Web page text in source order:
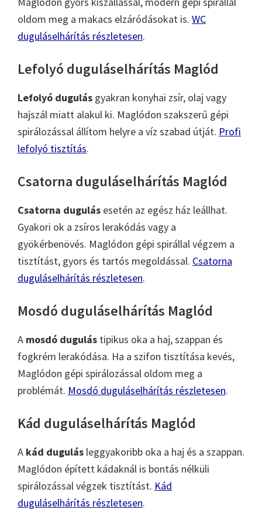
oldom meg a makacs elzáródásokat is. WC
duguláselhárítás részletesen.
Lefolyó duguláselhárítás Maglód
Lefolyó dugulás gyakran konyhai zsír, olaj vagy
hajszál miatt alakul ki. Maglódon szakszerű gépi
spirálozással állítom helyre a víz szabad útját. Profi
lefolyó tisztítás.
Csatorna duguláselhárítás Maglód
Csatorna dugulás esetén az egész ház leállhat.
Gyakori ok a zsíros lerakódás vagy a
gyökérbenövés. Maglódon gépi spirállal végzem a
tisztítást, gyors és tartós megoldással. Csatorna
duguláselhárítás részletesen.
Mosdó duguláselhárítás Maglód
A mosdó dugulás tipikus oka a haj, szappan és
fogkrém lerakódása. Ha a szifon tisztítása kevés,
Maglódon gépi spirálozással oldom meg a
problémát. Mosdó duguláselhárítás részletesen.
Kád duguláselhárítás Maglód
A kád dugulás leggyakoribb oka a haj és a szappan.
Maglódon épített kádaknál is bontás nélküli
spirálozással végzek tisztítást. Kád
duguláselhárítás részletesen.